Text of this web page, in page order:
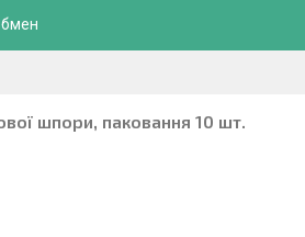
шпори, паковання 10 шт.